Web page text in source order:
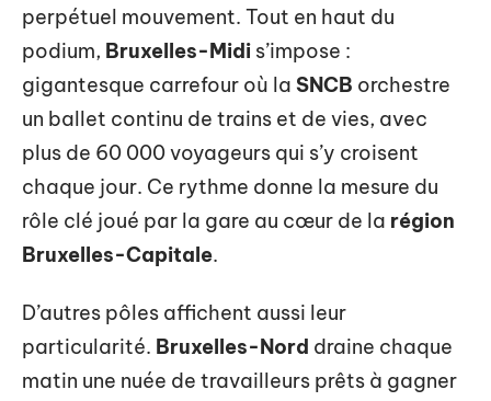
perpétuel mouvement. Tout en haut du
podium, Bruxelles-Midi s’impose :
gigantesque carrefour où la SNCB orchestre
un ballet continu de trains et de vies, avec
plus de 60 000 voyageurs qui s’y croisent
chaque jour. Ce rythme donne la mesure du
rôle clé joué par la gare au cœur de la région
Bruxelles-Capitale.
D’autres pôles affichent aussi leur
particularité. Bruxelles-Nord draine chaque
matin une nuée de travailleurs prêts à gagner